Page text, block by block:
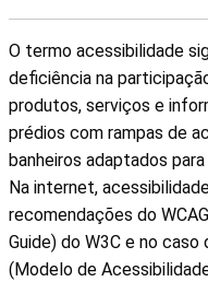
O termo acessibilidade
deficiência na
produtos, serviços e
prédios com rampas de
banheiros adaptados
Na internet,
recomendações do
Guide) do W3C e no caso
(Modelo de